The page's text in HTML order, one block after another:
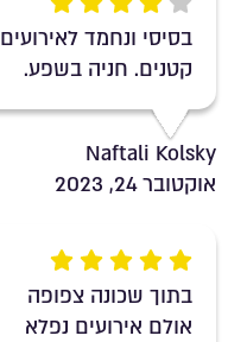
Rating 4 out of 5
בסיסי ונחמד לאירועים
קטנים. חניה בשפע.
Naftali Kolsky
אוקטובר 24, 2023
Rating 5 out of 5
בתוך שכונה צפופה
אולם אירועים נפלא